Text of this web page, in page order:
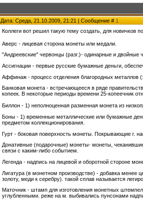
Дата: Среда, 21.10.2009, 21:21 | Сообщение #1
Коллеги вот решил такую тему создать, для новичков
Аверс - лицевая сторона монеты или медали.
"Андреевские" червонцы (разг.)- одинарные и двойные
Ассигнации - первые русские бумажные деньги,
Аффинаж - процесс отделения благородных металлов
Банковая монета - встречающееся в ряде
копеек. В некоторые периоды времени 25-копеечник
Биллон - 1) неполноценная разменная монета из
Боны - 1) временные металлические или бумажные
предметом коллекционирования.
Гурт - боковая поверхность монеты. Покрывающие г.
Донативные (подарочные) монеты- монеты,
связи с каким-либо событием.
Легенда - надпись на лицевой и оборотной стороне
Лигатура (в монетном производстве) - добавка менее
золоту, меди к серебру). такой сплав называется
Маточник - штамп для изготовления монетных
углубленными. реже на м. выбивались пунсонами